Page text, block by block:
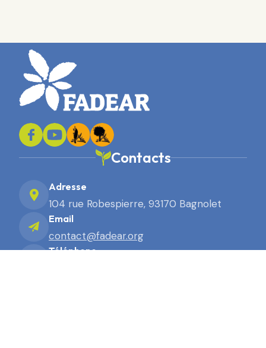
Contacts
Adresse
104 rue Robespierre, 93170 Bagnolet
Email
contact@fadear.org
Téléphone